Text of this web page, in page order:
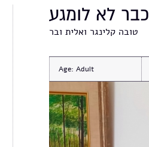
כבר לא לומגע
טובה קלינגר ואלית ובר
Age: Adult